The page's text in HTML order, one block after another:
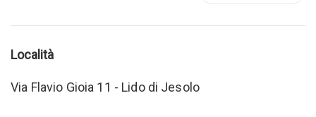
Località
Via Flavio Gioia 11 - Lido di Jesolo